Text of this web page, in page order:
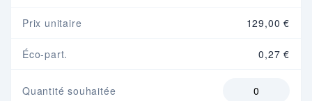
Prix unitaire 129,00 €
Éco-part. 0,27 €
Quantité souhaitée